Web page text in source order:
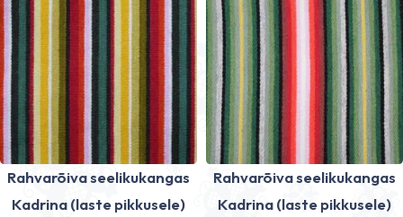
17.40 €
Rahvarõiva seelikukangas
Kadrina (laste pikkusele)
Rahvarõiva seelikukangas
Kadrina (laste pikkusele)